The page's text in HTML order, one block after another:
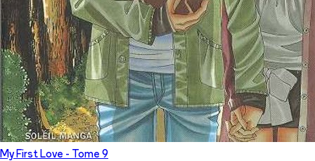
My First Love - Tome 9